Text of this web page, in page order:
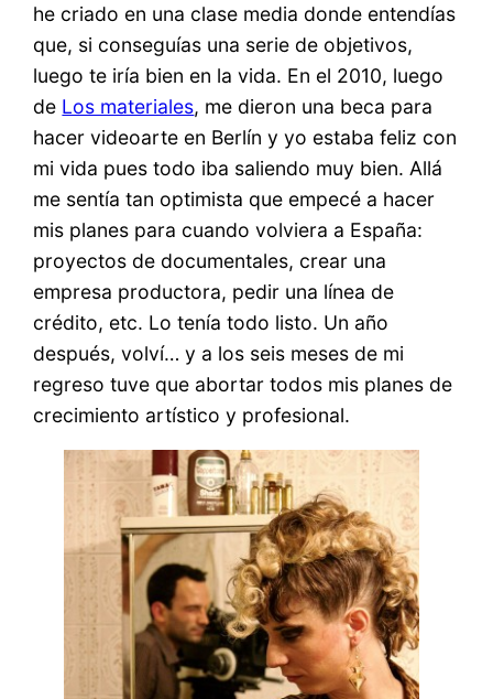
he criado en una clase media donde entendías
que, si conseguías una serie de objetivos,
luego te iría bien en la vida. En el 2010, luego
de Los materiales, me dieron una beca para
hacer videoarte en Berlín y yo estaba feliz con
mi vida pues todo iba saliendo muy bien. Allá
me sentía tan optimista que empecé a hacer
mis planes para cuando volviera a España:
proyectos de documentales, crear una
empresa productora, pedir una línea de
crédito, etc. Lo tenía todo listo. Un año
después, volví… y a los seis meses de mi
regreso tuve que abortar todos mis planes de
crecimiento artístico y profesional.